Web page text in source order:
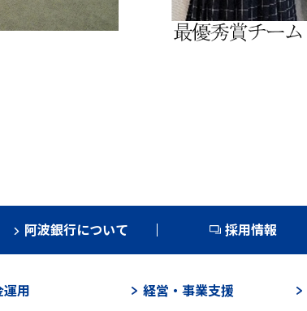
阿波銀行について 採用情報
運用 経営・事業支援